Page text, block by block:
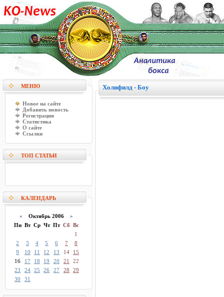
МЕНЮ
Новое на сайте
Добавить новость
Регистрация
Статистика
О сайте
Ссылки
ТОП СТАТЬИ
КАЛЕНДАРЬ
« Октябрь 2006»
Пн Вт Ср Чт Пт Сб Вс
1
2
3 4 5 6 7
8
9
10 11 12 13 14
15
16
17 18 19 20 21
22
23
24 25 26 27 28
29
30
31
Холифилд - Боу